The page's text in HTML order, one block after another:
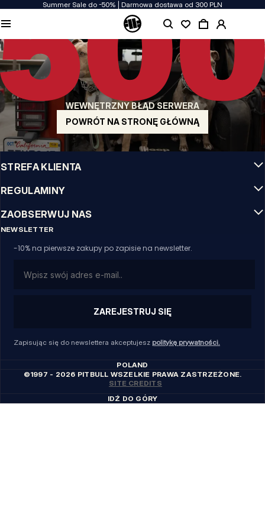
Summer Sale do -50% | Darmowa dostawa od 300 PLN
WEWNĘTRZNY BŁĄD SERWERA
POWRÓT NA STRONĘ GŁÓWNĄ
JAKOŚĆ TO DLA NAS PRIORYTET
Naszą odzież produkujemy z pasją! Nie idziemy na kompromis w kwestiach
wytrzymałości, długowieczności materiałów i dbałości o detal.
US ORIGIN
Nasze korzenie sięgają San Diego z poczatku lat 90-tych XX wieku. Nasz styl jest
surowy, autentyczny i stanowczy.
MARKA Z CHARAKTEREM
Nasze kolekcje wybierają sportowcy, fighterzy i uparci indywidualiści.
INFO
STREFA KLIENTA
REGULAMINY
ZAOBSERWUJ NAS
NEWSLETTER
-10% na pierwsze zakupy po zapisie na newsletter.
ZAREJESTRUJ SIĘ
Zapisując się do newslettera akceptujesz politykę prywatności.
POLAND
©1997 - 2026 PITBULL WSZELKIE PRAWA ZASTRZEŻONE.
SITE CREDITS
IDŹ DO GÓRY